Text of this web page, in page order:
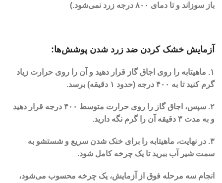
باز سوزاند و تا دمای ۸۰۰ درجه زرد نمی‌شود.)
آزمایش خشک کردن ضد زرد شدن پوشش‌ها:
۱. ماهیتابه را روی اجاق گاز قرار دهید و آن را روی حرارت زیاد
گرم کنید تا به ۴۰۰ درجه (حدود ۱ دقیقه) برسد.
۲. سپس، اجاق گاز را روی حرارت متوسط ​​​​۴۰۰ درجه قرار دهید
و به مدت ۳ دقیقه آن را گرم نگه دارید.
۳. در نهایت، ماهیتابه را برای خنک شدن سریع و شستشو به
سمت شیر ​​آب ببرید تا یک چرخه کامل شود.
انجام سه مرحله فوق از آزمایش، یک چرخه محسوب می‌شود،